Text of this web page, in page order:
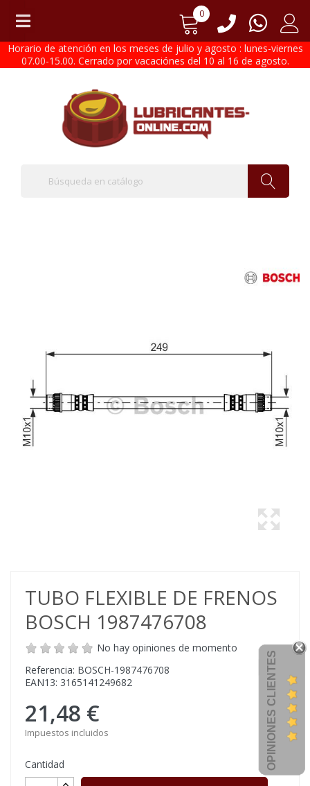
0
Horario de atención en los meses de julio y agosto : lunes-viernes
07.00-15.00. Cerrado por vacaciónes del 10 al 16 de agosto.
TUBO FLEXIBLE DE FRENOS
BOSCH 1987476708
No hay opiniones de momento
Referencia: BOSCH-1987476708
EAN13: 3165141249682
21,48 €
Impuestos incluidos
Cantidad OPINIONES CLIENTES